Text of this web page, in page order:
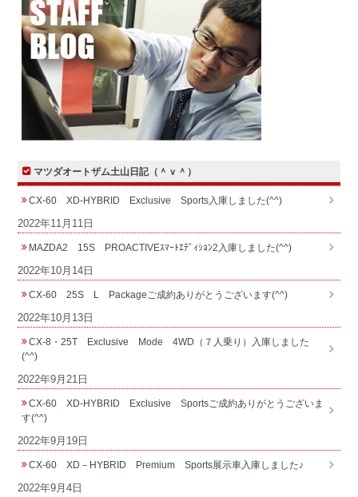
マツダオートザム土山日記（＾ｖ＾）
CX-60 XD-HYBRID Exclusive Sports入庫しました(^^)
2022年11月11日
MAZDA2 15S PROACTIVEｽﾏｰﾄｴﾃﾞｨｼｮﾝ2入庫しました(^^)
2022年10月14日
CX-60 25S L Packageご成約ありがとうございます(^^)
2022年10月13日
CX-8・25T Exclusive Mode 4WD（７人乗り）入庫しました
(^^)
2022年9月21日
CX-60 XD-HYBRID Exclusive Sportsご成約ありがとうございま
す(^^)
2022年9月19日
CX-60 XD－HYBRID Premium Sports展示車入庫しました♪
2022年9月4日